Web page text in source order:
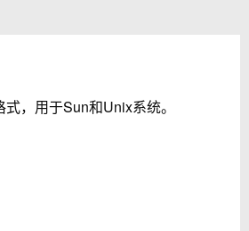
，用于Sun和Unix系统。